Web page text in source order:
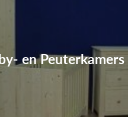
en Peuterkamers